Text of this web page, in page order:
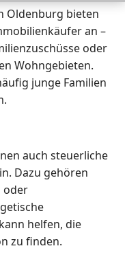
Oldenburg bieten
an –
oder
Wohngebieten.
junge Familien
auch steuerliche
Dazu gehören
oder
helfen, die
zu finden.